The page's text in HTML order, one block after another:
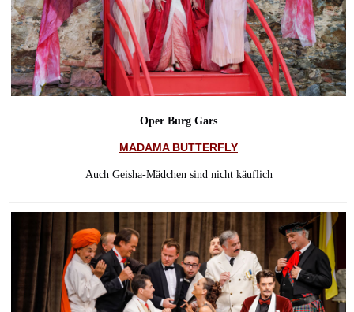
Oper Burg Gars
MADAMA BUTTERFLY
Auch Geisha-Mädchen sind nicht käuflich